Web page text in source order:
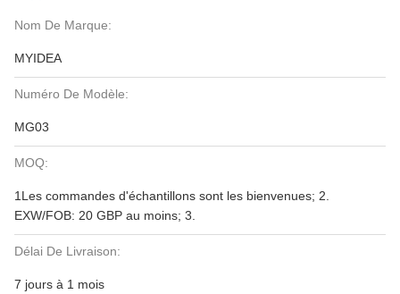
Nom De Marque:
MYIDEA
Numéro De Modèle:
MG03
MOQ:
1Les commandes d'échantillons sont les bienvenues; 2.
EXW/FOB: 20 GBP au moins; 3.
Délai De Livraison:
7 jours à 1 mois